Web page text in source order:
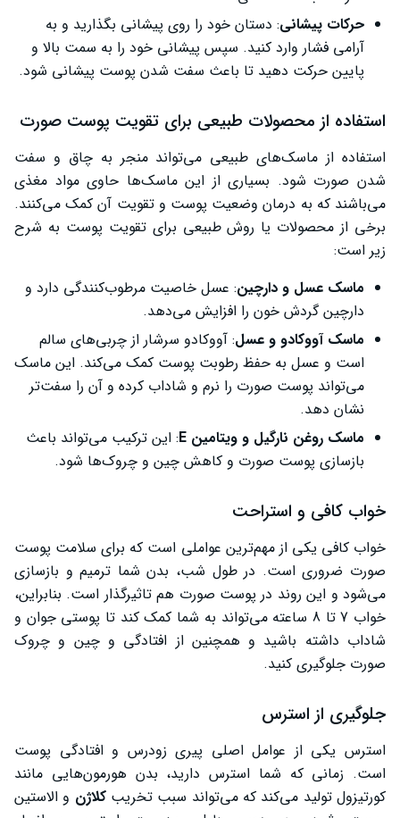
حرکات پیشانی: دستان خود را روی پیشانی بگذارید و به
آرامی فشار وارد کنید. سپس پیشانی خود را به سمت بالا و
پایین حرکت دهید تا باعث سفت شدن پوست پیشانی شود.
استفاده از محصولات طبیعی برای تقویت پوست صورت
استفاده از ماسک‌های طبیعی می‌تواند منجر به چاق و سفت
شدن صورت شود. بسیاری از این ماسک‌ها حاوی مواد مغذی
می‌باشند که به درمان وضعیت پوست و تقویت آن کمک می‌کنند.
برخی از محصولات یا روش طبیعی برای تقویت پوست به شرح
زیر است:
ماسک عسل و دارچین: عسل خاصیت مرطوب‌کنندگی دارد و
دارچین گردش خون را افزایش می‌دهد.
ماسک آووکادو و عسل: آووکادو سرشار از چربی‌های سالم
است و عسل به حفظ رطوبت پوست کمک می‌کند. این ماسک
می‌تواند پوست صورت را نرم و شاداب کرده و آن را سفت‌تر
نشان دهد.
ماسک روغن نارگیل و ویتامین E: این ترکیب می‌تواند باعث
بازسازی پوست صورت و کاهش چین و چروک‌ها شود.
خواب کافی و استراحت
خواب کافی یکی از مهم‌ترین عواملی است که برای سلامت پوست
صورت ضروری است. در طول شب، بدن شما ترمیم و بازسازی
می‌شود و این روند در پوست صورت هم تاثیرگذار است. بنابراین،
خواب 7 تا 8 ساعته می‌تواند به شما کمک کند تا پوستی جوان و
شاداب داشته باشید و همچنین از افتادگی و چین و چروک
صورت جلوگیری کنید.
جلوگیری از استرس
استرس یکی از عوامل اصلی پیری زودرس و افتادگی پوست
است. زمانی که شما استرس دارید، بدن هورمون‌هایی مانند
کورتیزول تولید می‌کند که می‌تواند سبب تخریبکلاژن و الاستین